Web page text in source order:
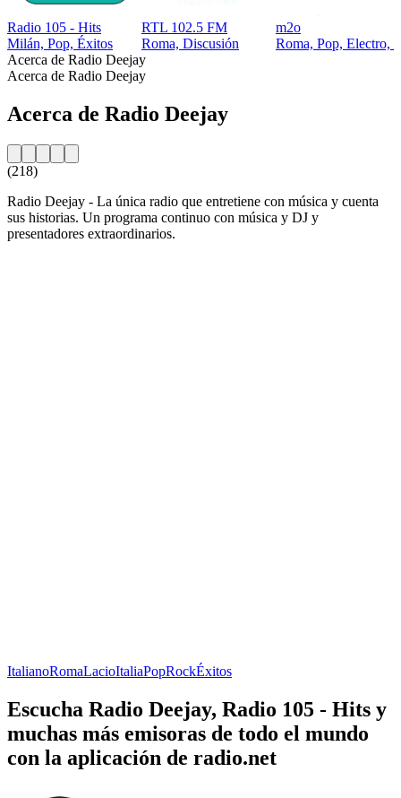
Radio 105 - Hits
Milán, Pop, Éxitos
RTL 102.5 FM
Roma, Discusión
m2o
Roma, Pop, Electro,
Acerca de Radio Deejay
Acerca de Radio Deejay
Acerca de Radio Deejay
(218)
Radio Deejay - La única radio que entretiene con música y cuenta
sus historias. Un programa continuo con música y DJ y
presentadores extraordinarios.
ItalianoRomaLacioItaliaPopRockÉxitos
Escucha Radio Deejay, Radio 105 - Hits y
muchas más emisoras de todo el mundo
con la aplicación de radio.net